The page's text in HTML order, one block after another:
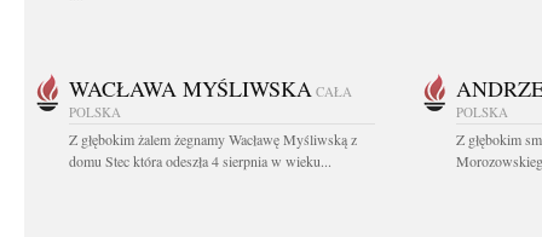
WACŁAWA MYŚLIWSKA CAŁA
POLSKA
Z głębokim żalem żegnamy Wacławę Myśliwską z
domu Stec która odeszła 4 sierpnia w wieku...
POLSKA
Z głębokim